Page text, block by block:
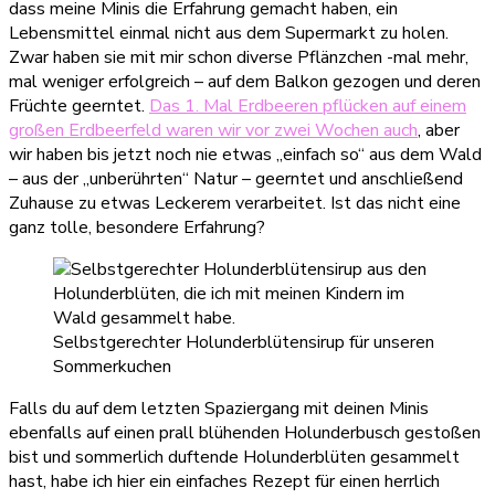
dass meine Minis die Erfahrung gemacht haben, ein
Lebensmittel einmal nicht aus dem Supermarkt zu holen.
Zwar haben sie mit mir schon diverse Pflänzchen -mal mehr,
mal weniger erfolgreich – auf dem Balkon gezogen und deren
Früchte geerntet. Das 1. Mal Erdbeeren pflücken auf einem
großen Erdbeerfeld waren wir vor zwei Wochen auch, aber
wir haben bis jetzt noch nie etwas „einfach so“ aus dem Wald
– aus der „unberührten“ Natur – geerntet und anschließend
Zuhause zu etwas Leckerem verarbeitet. Ist das nicht eine
ganz tolle, besondere Erfahrung?
Selbstgerechter Holunderblütensirup für unseren
Sommerkuchen
Falls du auf dem letzten Spaziergang mit deinen Minis
ebenfalls auf einen prall blühenden Holunderbusch gestoßen
bist und sommerlich duftende Holunderblüten gesammelt
hast, habe ich hier ein einfaches Rezept für einen herrlich